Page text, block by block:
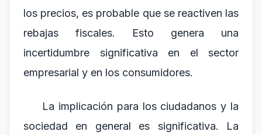
los precios, es probable que se reactiven las
rebajas fiscales. Esto genera una
incertidumbre significativa en el sector
empresarial y en los consumidores.
La implicación para los ciudadanos y la
sociedad en general es significativa. La